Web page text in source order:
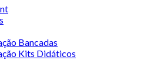
Bancadas
Kits Didáticos